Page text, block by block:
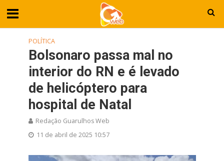
POLÍTICA
Bolsonaro passa mal no
interior do RN e é levado
de helicóptero para
hospital de Natal
Redação Guarulhos Web
11 de abril de 2025 10:57